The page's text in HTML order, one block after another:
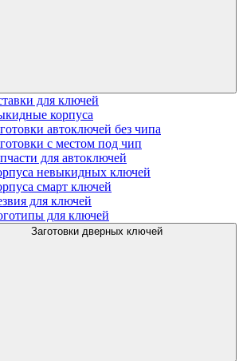
для ключей
корпуса
автоключей без чипа
с местом под чип
для автоключей
невыкидных ключей
смарт ключей
для ключей
для ключей
Заготовки дверных ключей